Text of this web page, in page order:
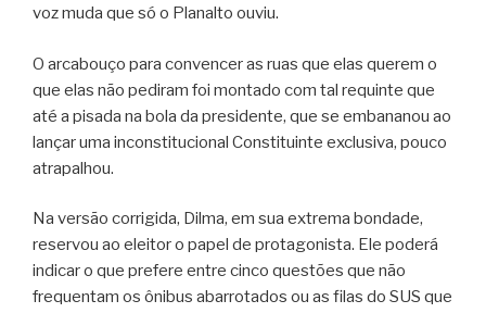
voz muda que só o Planalto ouviu.
O arcabouço para convencer as ruas que elas querem o
que elas não pediram foi montado com tal requinte que
até a pisada na bola da presidente, que se embananou ao
lançar uma inconstitucional Constituinte exclusiva, pouco
atrapalhou.
Na versão corrigida, Dilma, em sua extrema bondade,
reservou ao eleitor o papel de protagonista. Ele poderá
indicar o que prefere entre cinco questões que não
frequentam os ônibus abarrotados ou as filas do SUS que